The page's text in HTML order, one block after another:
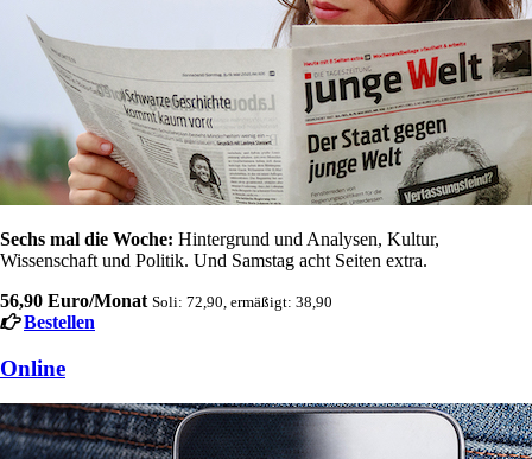
Sechs mal die Woche: Hintergrund und Analysen, Kultur,
Wissenschaft und Politik. Und Samstag acht Seiten extra.
56,90 Euro/Monat Soli: 72,90, ermäßigt: 38,90
Bestellen
Online